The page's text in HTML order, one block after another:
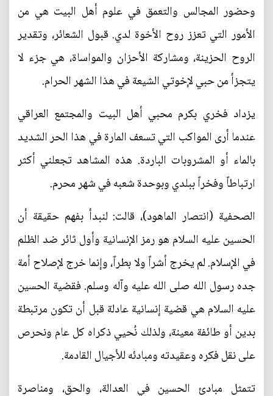
وحضور المجالس والتعمق في علوم أهل البيت هي من
الأمور التي تعزز روح الأخوة لدي. قبول الشعائر، وتقدير
الروح الحزينة، ومشاركة الأحزان والمواساة، هي جزء لا
يتجزأ من حبي لإخوتي الشيعة في هذا الشهر الحرام.
يزداد فخري بكرم محبي أهل البيت والمجتمع العراقي
عندما أرى المواكب التي تسعف المارة في هذا الحر الشديد
بالماء أو المشروبات الباردة. هذه المشاهد تجعلني أكثر
ارتباطاً وفخراً ببلدي وبوحدة شعبه في شهر محرم.
الصحفية (انتصار الماهود)، قالت: لنبدأ بفهم حقيقة أن
الحسين عليه السلام هو رمز الإنسانية وأول ثائر ضد الظلم
في الإسلام. لم يخرج أشراً ولا بطراً، وإنما خرج لإصلاح أمة
جده رسول الله صلى الله عليه وآله وسلم. فقضية الحسين
عليه السلام هي قضية إنسانية عادلة قبل أن تكون مرتبطة
بدين أو طائفة معينة، ولذلك نُحيي ذكراه كل عام ونحرص
على نقل فكره وعقيدته ومبادئه للأجيال القادمة.
تتمثل مبادئ الحسين في العدالة، والحق، ومناصرة